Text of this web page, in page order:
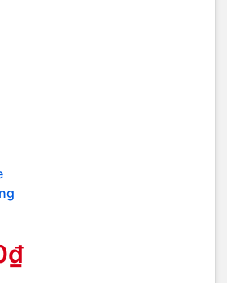
mới.
cũ - 30% còn lại nhận sau 2H - Thanh
máy mới.